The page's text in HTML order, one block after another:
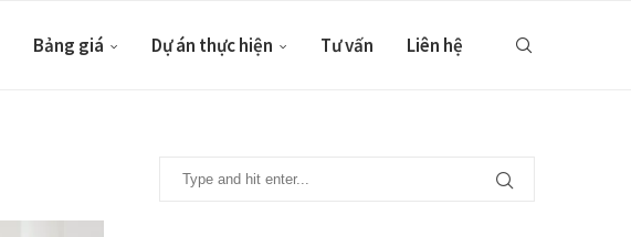
Bảng giá Dự án thực hiện Tư vấn Liên hệ